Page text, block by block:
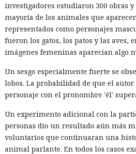
investigadores estudiaron 300 obras
mayoría de los animales que
representados como personajes
fueron los gatos, los patos y las aves,
imágenes femeninas aparecían algo
Un sesgo especialmente fuerte se
lobos. La probabilidad de que el
personaje con el pronombre 'él'
Un experimento adicional con la
personas dio un resultado aún más
voluntarios que continuaran una
animal parlante. En todos los casos